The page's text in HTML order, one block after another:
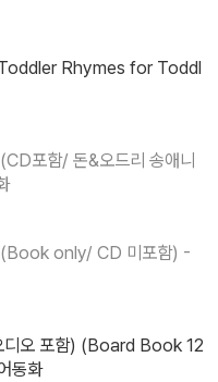
Rhymes for Toddl
포함/ 돈&오드리 송애니
(Book only/ CD 미포함) -
디오 포함) (Board Book 12
동화